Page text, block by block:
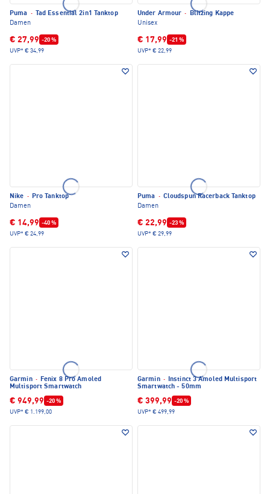
Puma ·
Tad Essential 2in1 Tanktop
Damen
€ 27,99 -20 %
UVP* € 34,99
Under Armour ·
Blitzing Kappe
Unisex
€ 17,99 -21 %
UVP* € 22,99
Nike · Pro Tanktop
Damen
€ 14,99 -40 %
UVP* € 24,99
Puma · Cloudspun Racerback Tanktop
Damen
€ 22,99 -23 %
UVP* € 29,99
Garmin · Fenix 8 Pro Amoled
Multisport Smartwatch
€ 949,99 -20 %
UVP* € 1.199,00
Garmin · Instinct 3 Amoled Multisport
Smartwatch - 50mm
€ 399,99 -20 %
UVP* € 499,99